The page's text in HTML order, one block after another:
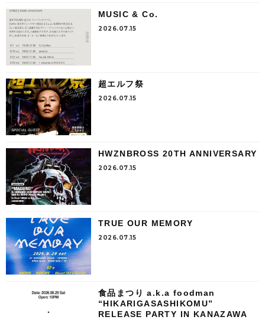
MUSIC & Co.
2026.07.15
超エルフ祭
2026.07.15
HWZNBROSS 20TH ANNIVERSARY
2026.07.15
TRUE OUR MEMORY
2026.07.15
食品まつり a.k.a foodman
“HIKARIGASASHIKOMU”
RELEASE PARTY IN KANAZAWA